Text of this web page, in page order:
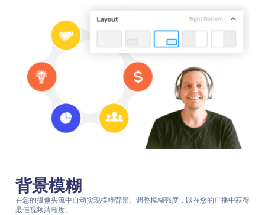
背景模糊
在您的摄像头流中自动实现模糊背景。调整模糊强度，以在您的广播中获得
最佳视频清晰度。